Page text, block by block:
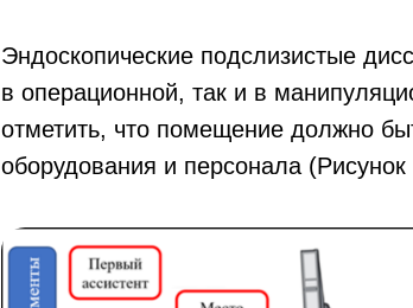
Эндоскопические подслизистые
в операционной, так и в
отметить, что помещение должно
оборудования и персонала (Рисунок